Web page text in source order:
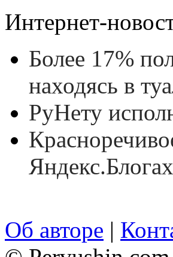
Интернет-
Более 17%
находясь в
РуНету
Яндекс.Блогах
Об авторе |